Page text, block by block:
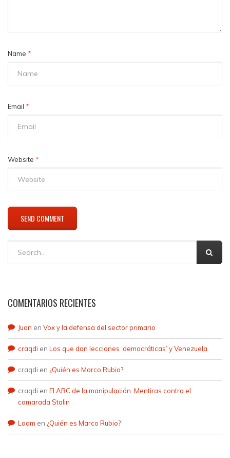
Name *
Email *
Website *
COMENTARIOS RECIENTES
Juan en Vox y la defensa del sector primario
craqdi en Los que dan lecciones ‘democráticas’ y Venezuela
craqdi en ¿Quién es Marco Rubio?
craqdi en El ABC de la manipulación. Mentiras contra el
camarada Stalin
Loam en ¿Quién es Marco Rubio?